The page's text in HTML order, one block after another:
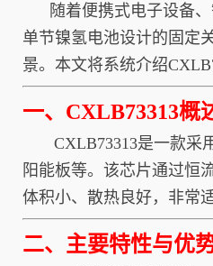
随着便携式电子设备、
单节镍氢电池设计的固定
景。本文将系统介绍
一、CXLB73313概
CXLB73313是一款采用
阳能板等。该芯片通过恒
体积小、散热良好，非常
二、主要特性与优